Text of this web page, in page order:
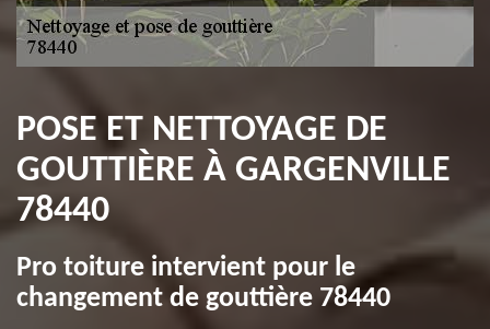
POSE ET NETTOYAGE DE
GOUTTIÈRE À GARGENVILLE
78440
Pro toiture intervient pour le
changement de gouttière 78440